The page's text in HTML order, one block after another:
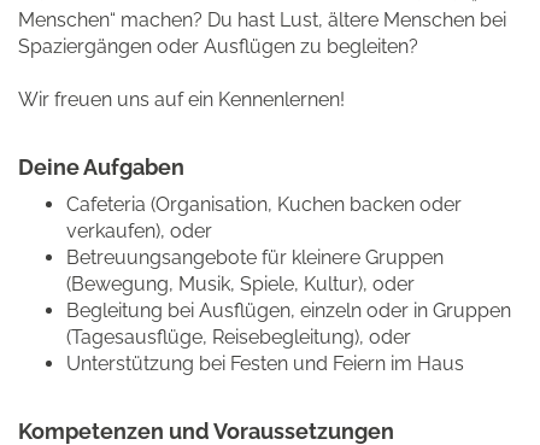
Menschen“ machen? Du hast Lust, ältere Menschen bei
Spaziergängen oder Ausflügen zu begleiten?
Wir freuen uns auf ein Kennenlernen!
Deine Aufgaben
Cafeteria (Organisation, Kuchen backen oder
verkaufen), oder
Betreuungsangebote für kleinere Gruppen
(Bewegung, Musik, Spiele, Kultur), oder
Begleitung bei Ausflügen, einzeln oder in Gruppen
(Tagesausflüge, Reisebegleitung), oder
Unterstützung bei Festen und Feiern im Haus
Kompetenzen und Voraussetzungen